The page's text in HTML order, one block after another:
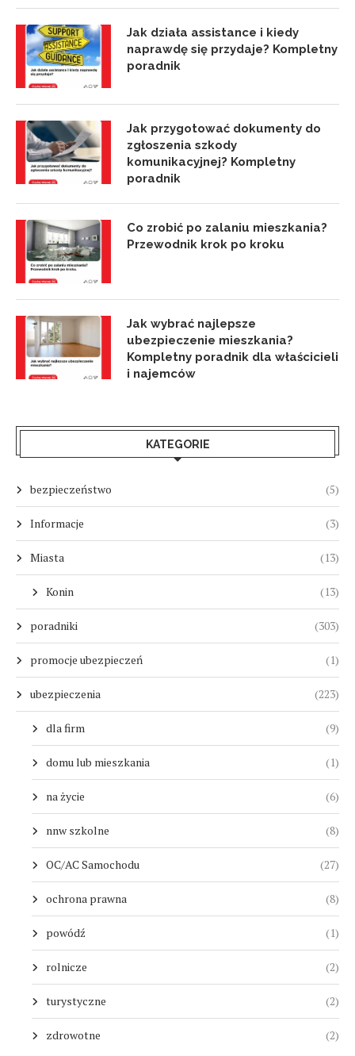
Jak działa assistance i kiedy
naprawdę się przydaje? Kompletny
poradnik
Jak przygotować dokumenty do
zgłoszenia szkody
komunikacyjnej? Kompletny
poradnik
Co zrobić po zalaniu mieszkania?
Przewodnik krok po kroku
Jak wybrać najlepsze
ubezpieczenie mieszkania?
Kompletny poradnik dla właścicieli
i najemców
KATEGORIE
bezpieczeństwo (5)
Informacje (3)
Miasta (13)
Konin (13)
poradniki (303)
promocje ubezpieczeń (1)
ubezpieczenia (223)
dla firm (9)
domu lub mieszkania (1)
na życie (6)
nnw szkolne (8)
OC/AC Samochodu (27)
ochrona prawna (8)
powódź (1)
rolnicze (2)
turystyczne (2)
zdrowotne (2)